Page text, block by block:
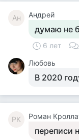
Ан Андрей
думаю не
6 лет
Любовь
В 2020
РК Роман
переписи